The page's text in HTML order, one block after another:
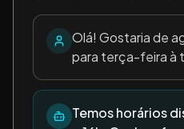
Olá! Gostaria de
para terça-feira à
Temos horários